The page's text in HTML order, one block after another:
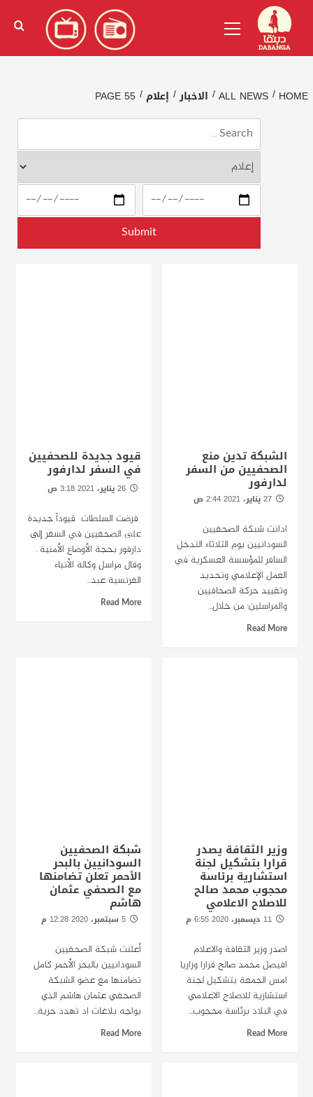
content
الإنجليزية)
Menu
HOME
ALL NEWS الاخبار إعلام PAGE 55
الشبكة تدين منع
الصحفيين من السفر
لدارفور
27 يناير، 2021 2:44 ص
ادانت شبكة الصحفيين
السودانيين يوم الثلاثاء التدخل
السافر للمؤسسة العسكرية في
العمل الإعلامي وتحديد
وتقييد حركة الصحافيين
والمراسلين؛ من خلال...
Read More
قيود جديدة للصحفيين
في السفر لدارفور
26 يناير، 2021 3:18 ص
فرضت السلطات قيوداً جديدة
على الصحفيين في السفر إلى
دارفور بحجة الأوضاع الأمنية .
وقال مراسل وكالة الأنباء
الفرنسية عبد...
Read More
وزير الثقافة يصدر
قرارا بتشكيل لجنة
استشارية برئاسة
محجوب محمد صالح
للاصلاح الاعلامي
11 ديسمبر، 2020 6:55 م
اصدر وزير الثقافة والاعلام
افيصل محمد صالح قرارا وزاريا
امس الجمعة بتشكيل لجنة
استشارية للاصلاح الاعلامي
في البلاد برئاسة محجوب...
Read More
شبكة الصحفيين
السودانيين بالبحر
الأحمر تعلن تضامنها
مع الصحفي عثمان
هاشم
5 سبتمبر، 2020 12:28 م
أعلنت شبكة الصحفيين
السودانيين بالبحر الأحمر كامل
تضامنها مع عضو الشبكة
الصحفي عثمان هاشم الذي
يواجه بلاغات اد تهدد حرية...
Read More